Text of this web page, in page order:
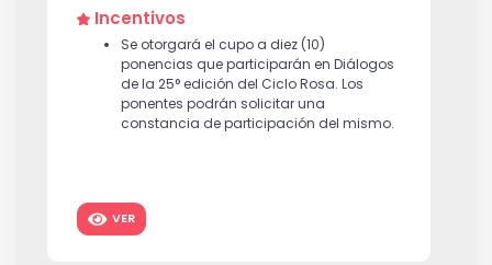
Incentivos
Se otorgará el cupo a diez (10)
ponencias que participarán en Diálogos
de la 25° edición del Ciclo Rosa. Los
ponentes podrán solicitar una
constancia de participación del mismo.
VER